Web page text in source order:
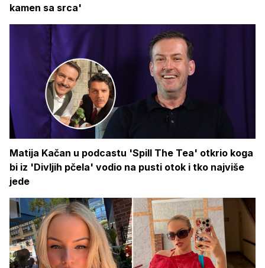
kamen sa srca'
Matija Kačan u podcastu 'Spill The Tea' otkrio koga
bi iz 'Divljih pčela' vodio na pusti otok i tko najviše
jede